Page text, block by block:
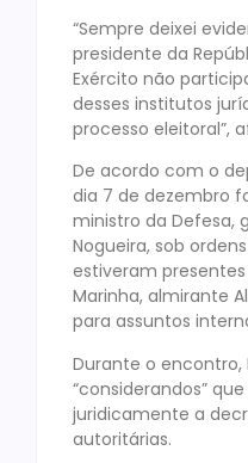
“Sempre deixei
presidente da
Exército não
desses institutos
processo eleitoral”,
De acordo com o
dia 7 de dezembro
ministro da Defesa,
Nogueira, sob
estiveram
Marinha, almirante
para assuntos
Durante o encontro,
“considerandos”
juridicamente a
autoritárias.